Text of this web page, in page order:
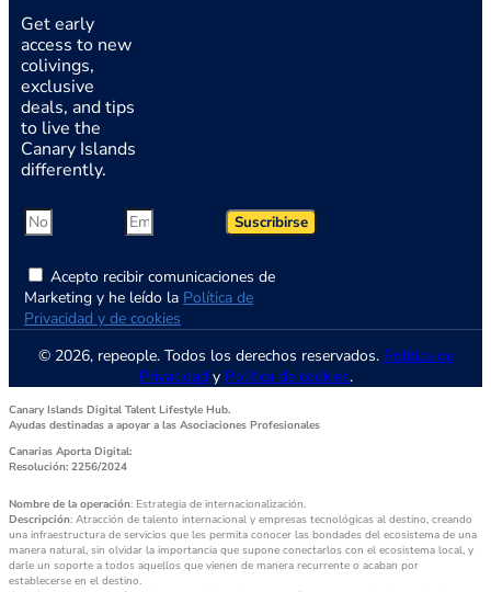
Get early
access to new
colivings,
exclusive
deals, and tips
to live the
Canary Islands
differently.
Acepto recibir comunicaciones de
Marketing y he leído la Política de
Privacidad y de cookies
Suscribirse
© 2026, repeople. Todos los derechos reservados. Política de
Privacidad y Política de cookies.
Canary Islands Digital Talent Lifestyle Hub.
Ayudas destinadas a apoyar a las Asociaciones Profesionales
Canarias Aporta Digital:
Resolución: 2256/2024
Nombre de la operación: Estrategia de internacionalización.
Descripción: Atracción de talento internacional y empresas tecnológicas al destino, creando
una infraestructura de servicios que les permita conocer las bondades del ecosistema de una
manera natural, sin olvidar la importancia que supone conectarlos con el ecosistema local, y
darle un soporte a todos aquellos que vienen de manera recurrente o acaban por
establecerse en el destino.